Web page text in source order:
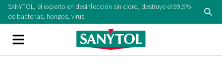
SANYTOL, el experto en desinfección sin cloro, destruye el 99,9%
de bacterias, hongos, virus.